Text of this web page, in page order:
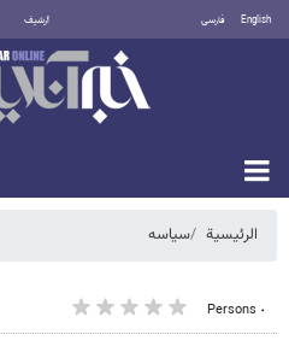
English فارسی أرشيف
الرئيسية سیاسه
٠ Persons